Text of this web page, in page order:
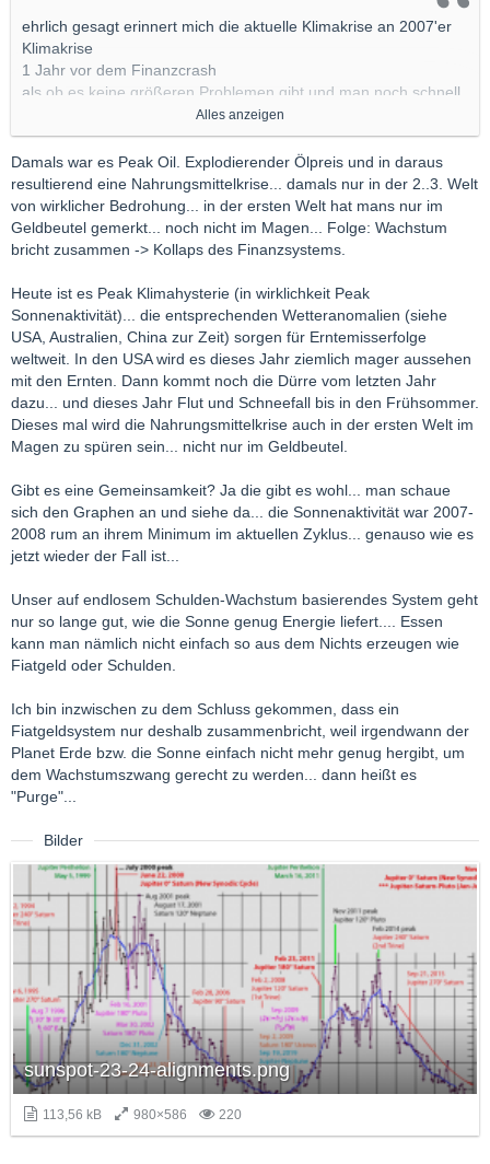
ehrlich gesagt erinnert mich die aktuelle Klimakrise an 2007'er
Klimakrise
1 Jahr vor dem Finanzcrash
als ob es keine größeren Problemen gibt und man noch schnell
den Mist verzapfen kann, solange es noch geht.
1-2 Jahre später wäre das so nicht möglich, da primär Banken
zu retten waren.
Schnell noch CO2-Steuer einführen, bevor die nächste Krise
kommt.
Dann müssen wieder Banken und evtl. Firmen gerettet werden.
Alles anzeigen
Damals war es Peak Oil. Explodierender Ölpreis und in daraus
resultierend eine Nahrungsmittelkrise... damals nur in der 2..3. Welt
von wirklicher Bedrohung... in der ersten Welt hat mans nur im
Geldbeutel gemerkt... noch nicht im Magen... Folge: Wachstum
bricht zusammen -> Kollaps des Finanzsystems.
Heute ist es Peak Klimahysterie (in wirklichkeit Peak
Sonnenaktivität)... die entsprechenden Wetteranomalien (siehe
USA, Australien, China zur Zeit) sorgen für Erntemisserfolge
weltweit. In den USA wird es dieses Jahr ziemlich mager aussehen
mit den Ernten. Dann kommt noch die Dürre vom letzten Jahr
dazu... und dieses Jahr Flut und Schneefall bis in den Frühsommer.
Dieses mal wird die Nahrungsmittelkrise auch in der ersten Welt im
Magen zu spüren sein... nicht nur im Geldbeutel.
Gibt es eine Gemeinsamkeit? Ja die gibt es wohl... man schaue
sich den Graphen an und siehe da... die Sonnenaktivität war 2007-
2008 rum an ihrem Minimum im aktuellen Zyklus... genauso wie es
jetzt wieder der Fall ist...
Unser auf endlosem Schulden-Wachstum basierendes System geht
nur so lange gut, wie die Sonne genug Energie liefert.... Essen
kann man nämlich nicht einfach so aus dem Nichts erzeugen wie
Fiatgeld oder Schulden.
Ich bin inzwischen zu dem Schluss gekommen, dass ein
Fiatgeldsystem nur deshalb zusammenbricht, weil irgendwann der
Planet Erde bzw. die Sonne einfach nicht mehr genug hergibt, um
dem Wachstumszwang gerecht zu werden... dann heißt es
"Purge"...
Bilder
sunspot-23-24-alignments.png
113,56 kB 980×586 220